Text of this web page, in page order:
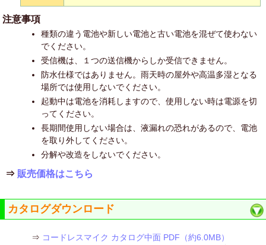
注意事項
種類の違う電池や新しい電池と古い電池を混ぜて使わない
でください。
受信機は、１つの送信機からしか受信できません。
防水仕様ではありません。雨天時の屋外や高温多湿となる
場所では使用しないでください。
起動中は電池を消耗しますので、使用しない時は電源を切
ってください。
長期間使用しない場合は、液漏れの恐れがあるので、電池
を取り外してください。
分解や改造をしないでください。
⇒ 販売価格はこちら
カタログダウンロード
⇒ コードレスマイク カタログ中面 PDF（約6.0MB）